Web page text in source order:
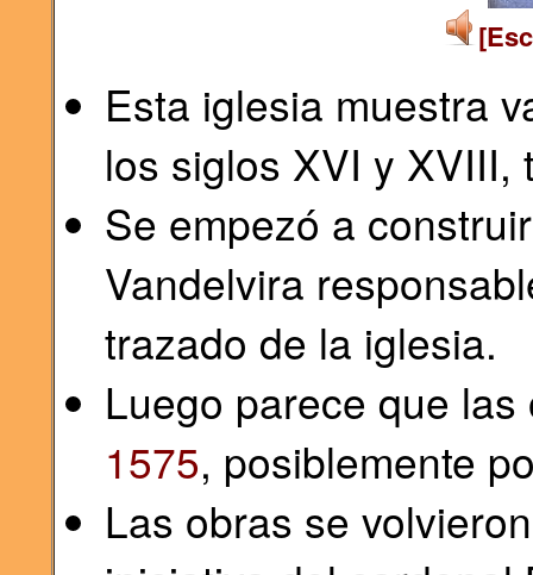
Esta iglesia muestra
los siglos XVI y XVIII,
Se empezó a
Vandelvira
trazado de la iglesia.
Luego parece que
1575, posiblemente
Las obras se